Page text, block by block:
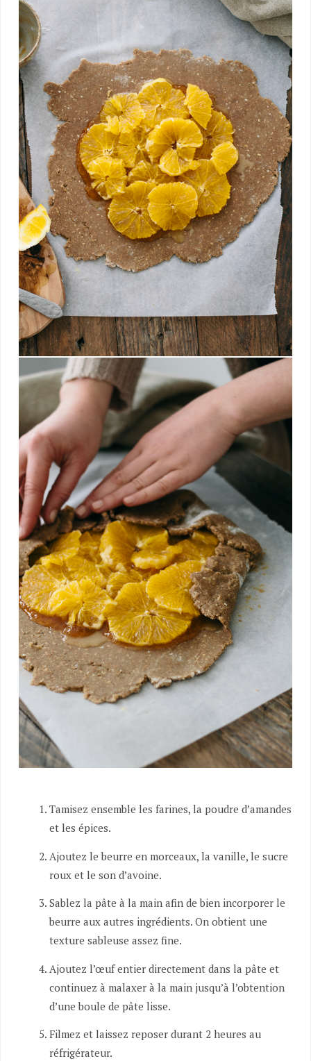
Tamisez ensemble les farines, la poudre d’amandes
et les épices.
Ajoutez le beurre en morceaux, la vanille, le sucre
roux et le son d’avoine.
Sablez la pâte à la main afin de bien incorporer le
beurre aux autres ingrédients. On obtient une
texture sableuse assez fine.
Ajoutez l’œuf entier directement dans la pâte et
continuez à malaxer à la main jusqu’à l’obtention
d’une boule de pâte lisse.
Filmez et laissez reposer durant 2 heures au
réfrigérateur.